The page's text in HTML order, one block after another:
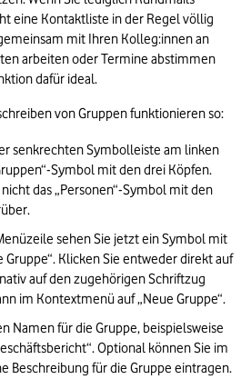
eine Kontaktliste in der Regel völlig
mit Ihren Kolleg:innen an
arbeiten oder Termine abstimmen
dafür ideal.
von Gruppen funktionieren so:
senkrechten Symbolleiste am linken
das „Personen“-Symbol mit den
sehen Sie jetzt ein Symbol mit
Klicken Sie entweder direkt auf
auf den zugehörigen Schriftzug
im Kontextmenü auf „Neue Gruppe“.
Namen für die Gruppe, beispielsweise
Optional können Sie im
Beschreibung für die Gruppe eintragen.